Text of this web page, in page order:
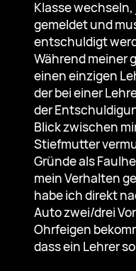
Klasse
gemeldet und
entschuldigt
Während meiner
einen einzigen
der bei einer
der
Blick zwischen
Stiefmutter
Gründe als
mein Verhalten
habe ich direkt
Auto zwei/drei
Ohrfeigen
dass ein Lehrer